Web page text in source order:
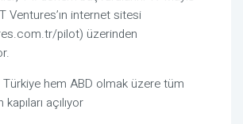
Ventures’ın internet sitesi
pilot) üzerinden
hem ABD olmak üzere tüm
açılıyor